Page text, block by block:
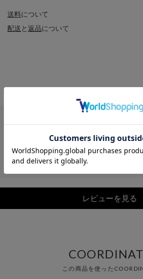
送料について
配送と返品について
レビュー
レビューを見る
この商品を使った